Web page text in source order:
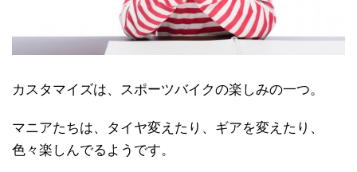
カスタマイズは、スポーツバイクの楽しみの一つ。
マニアたちは、タイヤ変えたり、ギアを変えたり、
色々楽しんでるようです。